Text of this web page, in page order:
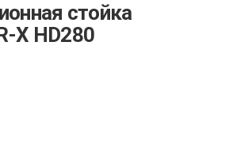
стойка
X HD280